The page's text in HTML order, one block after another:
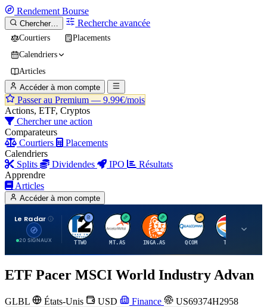
Rendement Bourse
Chercher… Recherche avancée
Courtiers
Placements
Calendriers
Articles
Accéder à mon compte
Passer au Premium — 9.99€/mois
Actions, ETF, Cryptos
Chercher une action
Comparateurs
Courtiers
Placements
Calendriers
Splits
Dividendes IPO
Résultats
Apprendre
Articles
Accéder à mon compte
Le Radar
20 SIGNAUX
T
TTWO
A
MT.AS
I
INGA.AS
Q
QCOM
T
TTE
ETF Pacer MSCI World Industry Advan
GLBL États-Unis USD Finance US69374H2958